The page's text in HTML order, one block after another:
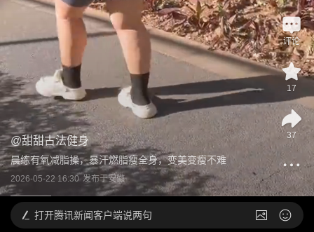
@甜甜古法健身
晨练有氧减脂操，暴汗燃脂瘦全身，变美变瘦不难
2026-05-22 16:30 发布于安徽
评论
17
37
打开腾讯新闻客户端说两句